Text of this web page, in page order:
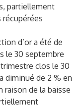
partiellement
d’or a été de
le 30 septembre
clos le 30
diminué de 2 % en
raison de la baisse